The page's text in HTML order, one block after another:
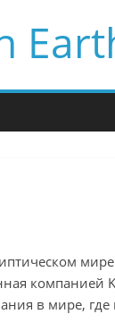
мире
компанией
в мире,